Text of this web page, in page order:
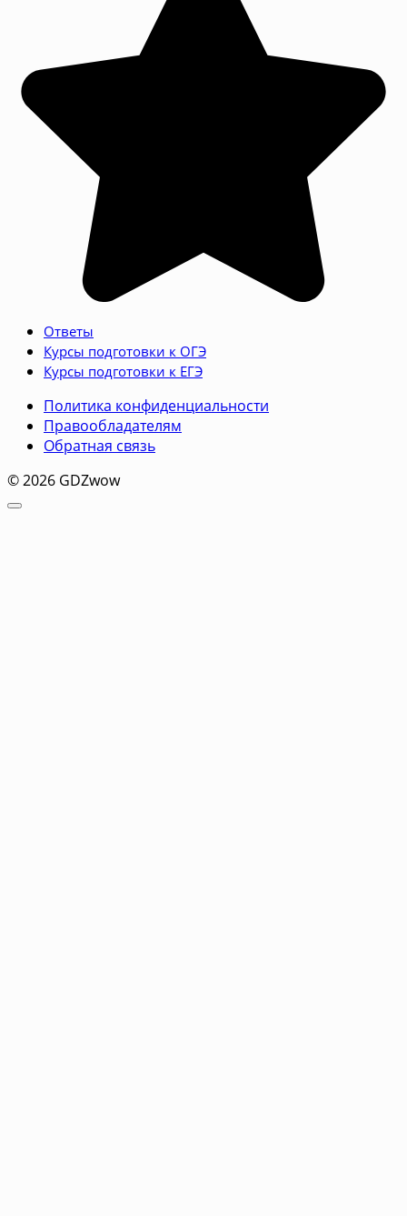
Ответы
Курсы подготовки к ОГЭ
Курсы подготовки к ЕГЭ
Политика конфиденциальности
Правообладателям
Обратная связь
© 2026 GDZwow